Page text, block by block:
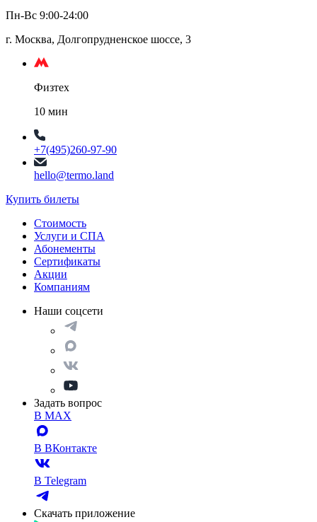
Пн-Вс 9:00-24:00
г. Москва, Долгопрудненское шоссе, 3
Физтех
10 мин
+7(495)260-97-90
hello@termo.land
Купить билеты
Стоимость
Услуги и СПА
Абонементы
Сертификаты
Акции
Компаниям
Наши соцсети
Задать вопрос
В MAX
В ВКонтакте
В Telegram
Скачать приложение